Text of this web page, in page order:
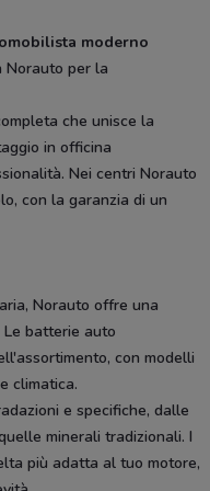
moderno
Norauto per la
che unisce la
in officina
Nei centri Norauto
con la garanzia di un
Norauto offre una
batterie auto
con modelli
climatica.
e specifiche, dalle
minerali tradizionali. I
più adatta al tuo motore,